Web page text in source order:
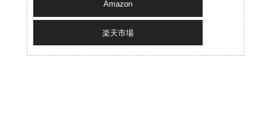
Amazon
楽天市場